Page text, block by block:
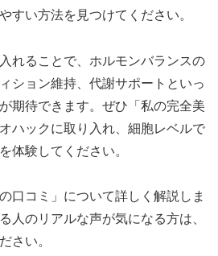
すい方法を見つけてください。
れることで、ホルモンバランスの
ション維持、代謝サポートといっ
期待できます。ぜひ「私の完全美
ハックに取り入れ、細胞レベルで
体験してください。
口コミ」について詳しく解説しま
人のリアルな声が気になる方は、
さい。